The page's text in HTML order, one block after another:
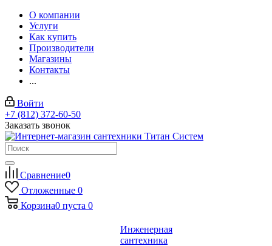
О компании
Услуги
Как купить
Производители
Магазины
Контакты
...
Войти
+7 (812) 372-60-50
Заказать звонок
Сравнение0
Отложенные 0
Корзина0 пуста 0
Инженерная
сантехника